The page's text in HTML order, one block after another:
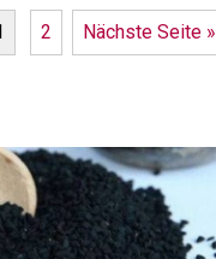
2 Nächste Seite »